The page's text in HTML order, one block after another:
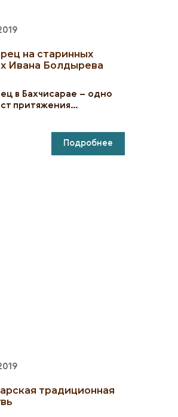
на старинных
Ивана Болдырева
в Бахчисарае – одно
притяжения…
Подробнее
традиционная